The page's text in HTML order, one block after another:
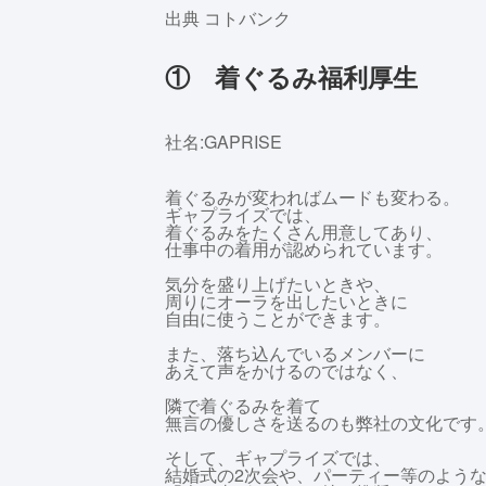
出典 コトバンク
① 着ぐるみ福利厚生
社名:GAPRISE
着ぐるみが変わればムードも変わる。
ギャプライズでは、
着ぐるみをたくさん用意してあり、
仕事中の着用が認められています。
気分を盛り上げたいときや、
周りにオーラを出したいときに
自由に使うことができます。
また、落ち込んでいるメンバーに
あえて声をかけるのではなく、
隣で着ぐるみを着て
無言の優しさを送るのも弊社の文化です
そして、ギャプライズでは、
結婚式の2次会や、パーティー等のよう